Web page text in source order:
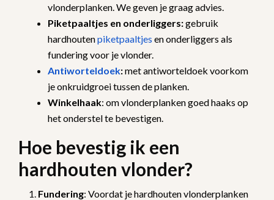
vlonderplanken. We geven je graag advies.
Piketpaaltjes en onderliggers:gebruik
hardhoutenpiketpaaltjes en onderliggers als
fundering voor je vlonder.
Antiworteldoek:met antiworteldoek voorkom
je onkruidgroei tussen de planken.
Winkelhaak: om vlonderplanken goed haaks op
het onderstel te bevestigen.
Hoe bevestig ik een
hardhouten vlonder?
Fundering: Voordat je hardhouten vlonderplanken